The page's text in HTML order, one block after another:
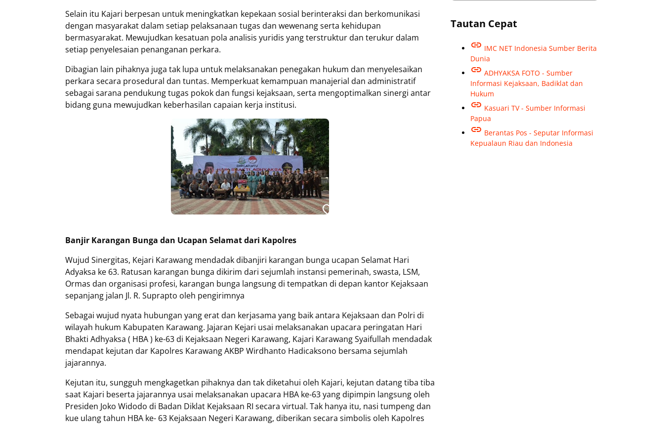
Selain itu Kajari berpesan untuk meningkatkan kepekaan sosial berinteraksi dan berkomunikasi
dengan masyarakat dalam setiap pelaksanaan tugas dan wewenang serta kehidupan
bermasyarakat. Mewujudkan kesatuan pola analisis yuridis yang terstruktur dan terukur dalam
setiap penyelesaian penanganan perkara.
Dibagian lain pihaknya juga tak lupa untuk melaksanakan penegakan hukum dan menyelesaikan
perkara secara prosedural dan tuntas. Memperkuat kemampuan manajerial dan administratif
sebagai sarana pendukung tugas pokok dan fungsi kejaksaan, serta mengoptimalkan sinergi antar
bidang guna mewujudkan keberhasilan capaian kerja institusi.
Banjir Karangan Bunga dan Ucapan Selamat dari Kapolres
Wujud Sinergitas, Kejari Karawang mendadak dibanjiri karangan bunga ucapan Selamat Hari
Adyaksa ke 63. Ratusan karangan bunga dikirim dari sejumlah instansi pemerinah, swasta, LSM,
Ormas dan organisasi profesi, karangan bunga langsung di tempatkan di depan kantor Kejaksaan
sepanjang jalan Jl. R. Suprapto oleh pengirimnya
Sebagai wujud nyata hubungan yang erat dan kerjasama yang baik antara Kejaksaan dan Polri di
wilayah hukum Kabupaten Karawang. Jajaran Kejari usai melaksanakan upacara peringatan Hari
Bhakti Adhyaksa ( HBA ) ke-63 di Kejaksaan Negeri Karawang, Kajari Karawang Syaifullah mendadak
mendapat kejutan dar Kapolres Karawang AKBP Wirdhanto Hadicaksono bersama sejumlah
jajarannya.
Kejutan itu, sungguh mengkagetkan pihaknya dan tak diketahui oleh Kajari, kejutan datang tiba tiba
saat Kajari beserta jajarannya usai melaksanakan upacara HBA ke-63 yang dipimpin langsung oleh
Presiden Joko Widodo di Badan Diklat Kejaksaan RI secara virtual. Tak hanya itu, nasi tumpeng dan
kue ulang tahun HBA ke- 63 Kejaksaan Negeri Karawang, diberikan secara simbolis oleh Kapolres
Tautan Cepat
IMC NET Indonesia Sumber Berita
Dunia
ADHYAKSA FOTO - Sumber
Informasi Kejaksaan, Badiklat dan
Hukum
Kasuari TV - Sumber Informasi
Papua
Berantas Pos - Seputar Informasi
Kepualaun Riau dan Indonesia